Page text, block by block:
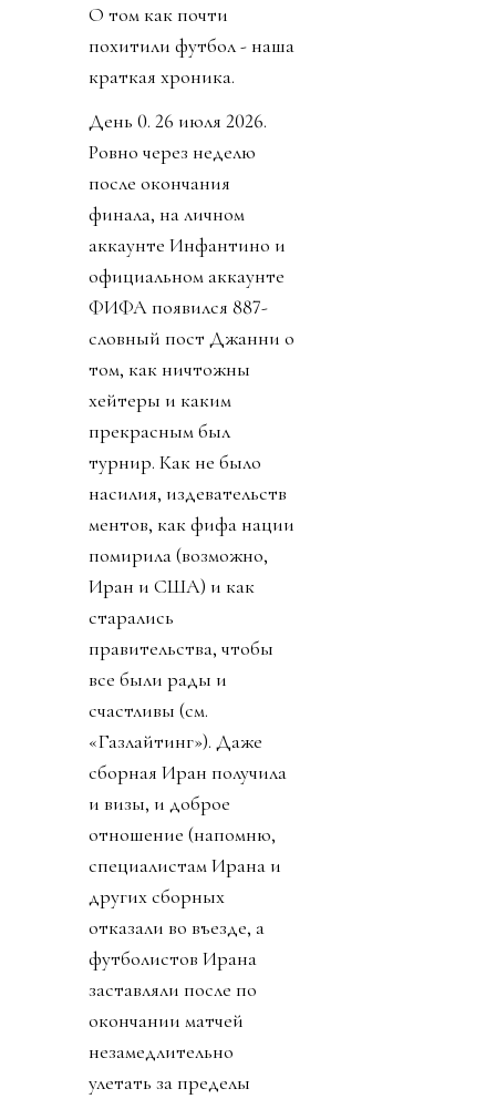
О том как почти
похитили футбол - наша
краткая хроника.
День 0. 26 июля 2026.
Ровно через неделю
после окончания
финала, на личном
аккаунте Инфантино и
официальном аккаунте
ФИФА появился 887-
словный пост Джанни о
том, как ничтожны
хейтеры и каким
прекрасным был
турнир. Как не было
насилия, издевательств
ментов, как фифа нации
помирила (возможно,
Иран и США) и как
старались
правительства, чтобы
все были рады и
счастливы (см.
«Газлайтинг»). Даже
сборная Иран получила
и визы, и доброе
отношение (напомню,
специалистам Ирана и
других сборных
отказали во въезде, а
футболистов Ирана
заставляли после по
окончании матчей
незамедлительно
улетать за пределы